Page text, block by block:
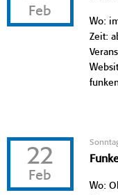
Feb
Wo:
Zeit:
22
Feb
Wo: